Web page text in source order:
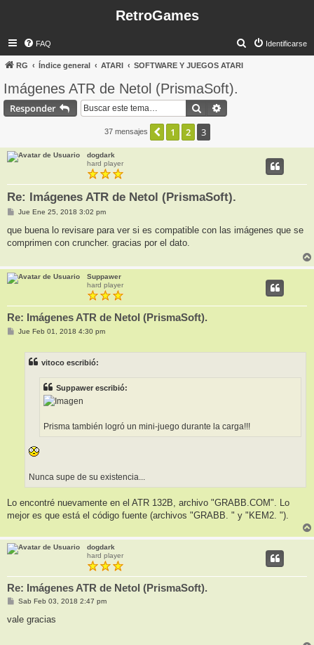
RetroGames
FAQ Identificarse
RG Índice general ATARI SOFTWARE Y JUEGOS ATARI
Imágenes ATR de Netol (PrismaSoft).
Responder Buscar
37 mensajes Anterior
1 2 3
dogdark
hard player
Re: Imágenes ATR de Netol (PrismaSoft).
M
n
a
Jue Ene 25, 2018 3:02 pm
que buena lo revisare para ver si es compatible con las imágenes que se
comprimen con cruncher. gracias por el dato.
Suppawer
hard player
Re: Imágenes ATR de Netol (PrismaSoft).
M
Jue Feb 01, 2018 4:30 pm
vitoco escribió:
Suppawer escribió:
Prisma también logró un mini-juego durante la carga!!!
Nunca supe de su existencia...
Lo encontré nuevamente en el ATR 132B, archivo "GRABB.COM". Lo
mejor es que está el código fuente (archivos "GRABB. " y "KEM2. ").
dogdark
hard player
Re: Imágenes ATR de Netol (PrismaSoft).
M
n
Sab Feb 03, 2018 2:47 pm
vale gracias